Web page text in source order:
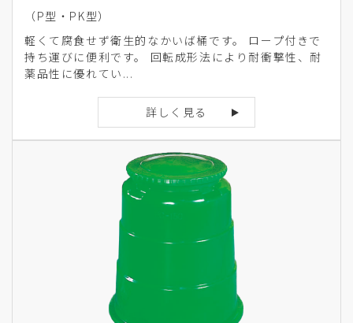
（P型・PK型）
軽くて腐食せず衛生的なかいば桶です。 ロープ付きで
持ち運びに便利です。 回転成形法により耐衝撃性、耐
薬品性に優れてい...
詳しく見る